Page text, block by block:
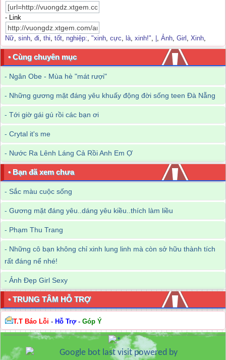
- Link
Nữ, sinh, đi, thi, tốt, nghiệp:, "xinh, cực, là, xinh!", , Ảnh, Girl , Xinh,
• Cùng chuyên mục
- Ngân Obe - Mùa hè "mát rượi"
- Những gương mặt đáng yêu khuấy động đời sống teen Đà Nẵng
- Tới giờ gái gú rồi các bạn ơi
- Crytal it's me
- Nước Ra Lênh Láng Cả Rồi Anh Em Ợ
• Bạn đã xem chưa
- Sắc màu cuộc sống
- Gương mặt đáng yêu..dáng yêu kiều..thích làm liều
- Phạm Thu Trang
- Những cô bạn không chỉ xinh lung linh mà còn sở hữu thành tích
rất đáng nể nhé!
- Ảnh Đẹp Girl Sexy
• TRUNG TÂM HỖ TRỢ
T.T Báo Lỗi - Hỗ Trợ- Góp Ý